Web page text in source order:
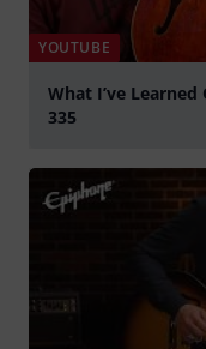
YOUTUBE
What I’ve Learned
335